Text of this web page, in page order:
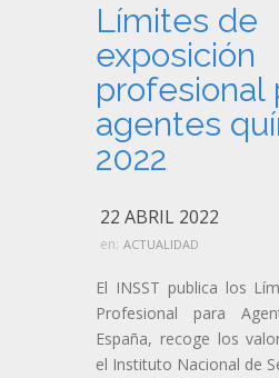
Límites de
exposición
profesional
agentes
2022
22 ABRIL 2022
en: ACTUALIDAD
El INSST publica los
Profesional para
España, recoge los
el Instituto Nacional de